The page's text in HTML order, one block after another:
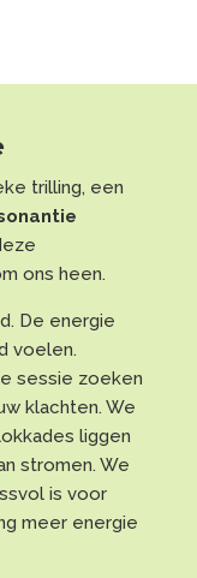
trilling, een
ons heen.
De energie
voelen.
sessie zoeken
klachten. We
liggen
stromen. We
is voor
meer energie